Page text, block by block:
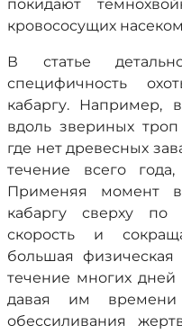
покидают
кровососущих
В статье
специфичность
кабаргу. Например,
вдоль звериных
где нет древесных
течение всего
Применяя момент
кабаргу сверху по
скорость и
большая физическая
течение многих дней
давая им
обессиливания